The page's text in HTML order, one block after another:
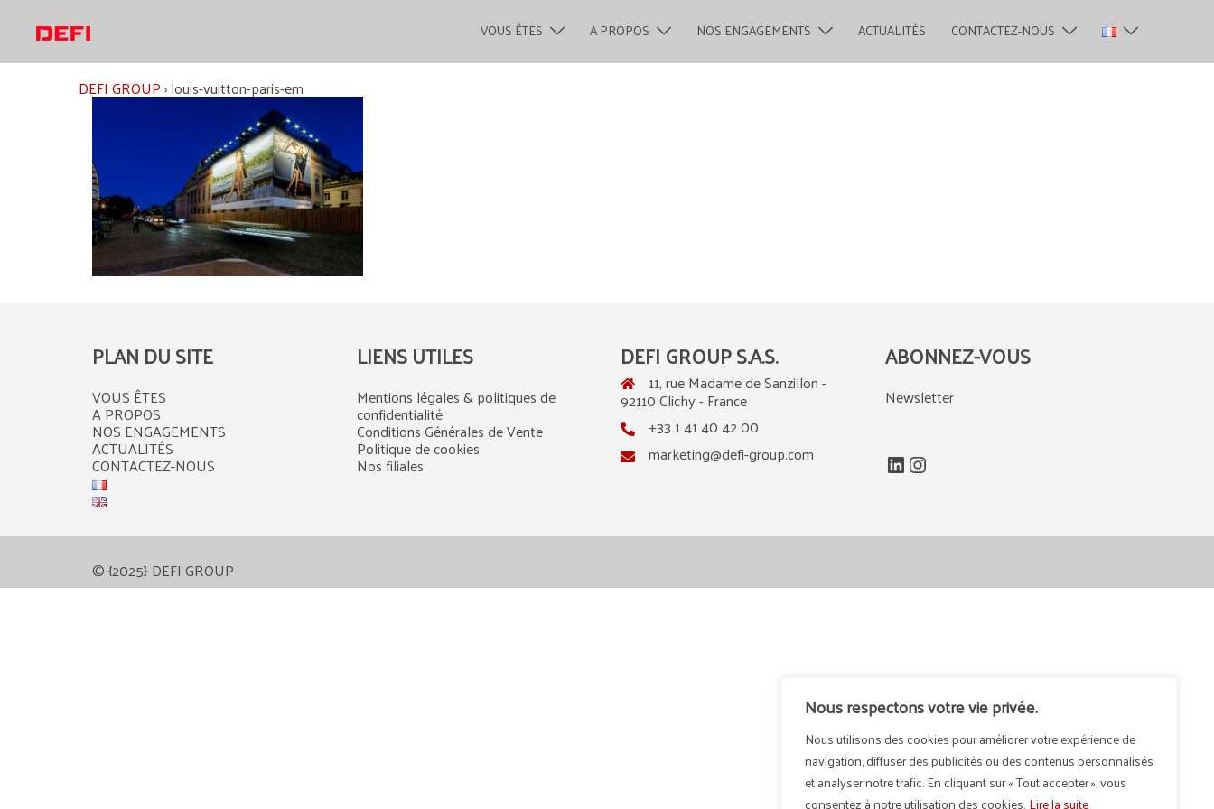
Nous respectons votre vie privée.
Nous utilisons des cookies pour améliorer votre expérience de
navigation, diffuser des publicités ou des contenus personnalisés
et analyser notre trafic. En cliquant sur « Tout accepter », vous
consentez à notre utilisation des cookies. Lire la suite
contenu VOUS ÊTES A PROPOS NOS ENGAGEMENTS ACTUALITÉS CONTACTEZ-NOUS
DEFI GROUP›louis-vuitton-paris-em
PLAN DU SITE
VOUS ÊTES
A PROPOS
NOS ENGAGEMENTS
ACTUALITÉS
CONTACTEZ-NOUS
LIENS UTILES
Mentions légales & politiques de
confidentialité
Conditions Générales de Vente
Politique de cookies
Nos filiales
DEFI GROUP S.A.S.
11, rue Madame de Sanzillon -
92110 Clichy - France
+33 1 41 40 42 00
marketing@defi-group.com
ABONNEZ-VOUS
Newsletter
LinkedIn
Instagram
© {2025} DEFI GROUP